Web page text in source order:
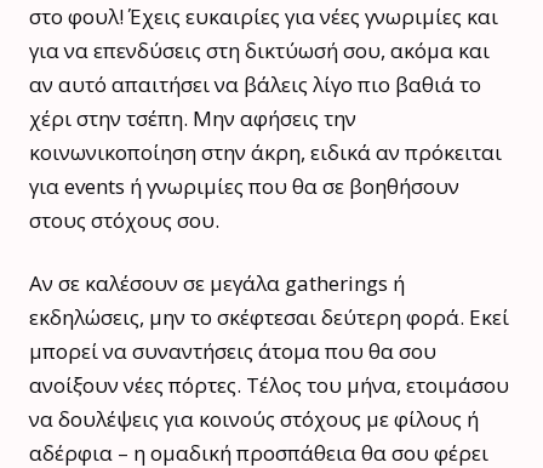
στο φουλ! Έχεις ευκαιρίες για νέες γνωριμίες και
για να επενδύσεις στη δικτύωσή σου, ακόμα και
αν αυτό απαιτήσει να βάλεις λίγο πιο βαθιά το
χέρι στην τσέπη. Μην αφήσεις την
κοινωνικοποίηση στην άκρη, ειδικά αν πρόκειται
για events ή γνωριμίες που θα σε βοηθήσουν
στους στόχους σου.
Αν σε καλέσουν σε μεγάλα gatherings ή
εκδηλώσεις, μην το σκέφτεσαι δεύτερη φορά. Εκεί
μπορεί να συναντήσεις άτομα που θα σου
ανοίξουν νέες πόρτες. Τέλος του μήνα, ετοιμάσου
να δουλέψεις για κοινούς στόχους με φίλους ή
αδέρφια – η ομαδική προσπάθεια θα σου φέρει